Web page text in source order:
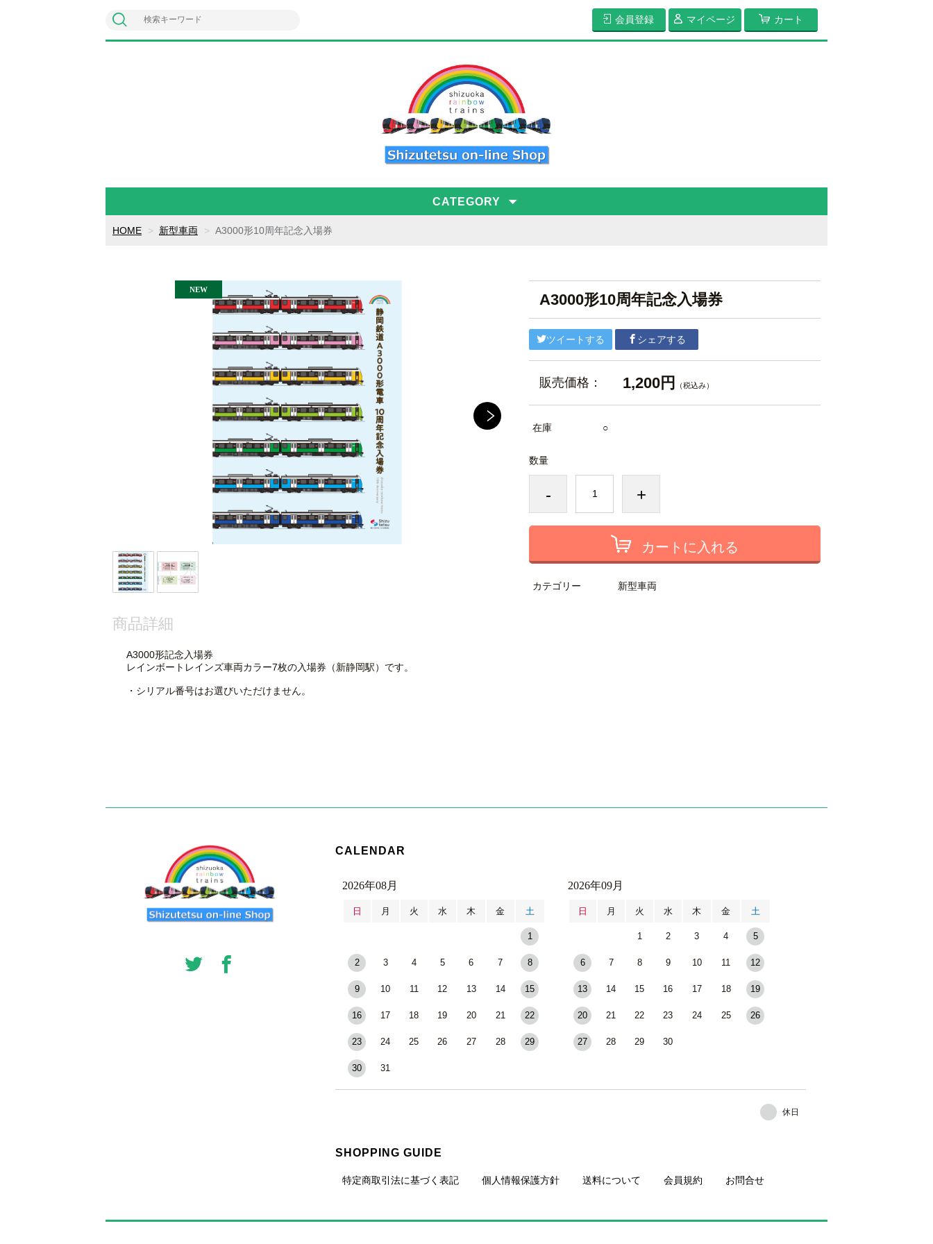
会員登録 マイページ カート
CATEGORY
HOME 新型車両 A3000形10周年記念入場券
A3000形10周年記念入場券
ツイートする シェアする
販売価格： 1,200円 （税込み）
在庫 ○
数量
- +
カートに入れる
カテゴリー 新型車両
商品詳細
A3000形記念入場券
レインボートレインズ車両カラー7枚の入場券（新静岡駅）です。
・シリアル番号はお選びいただけません。
CALENDAR
2026年08月
日 月 火 水 木 金 土
1
2 3 4 5 6 7 8
9 10 11 12 13 14 15
16 17 18 19 20 21 22
23 24 25 26 27 28 29
30 31
2026年09月
日 月 火 水 木 金 土
1 2 3 4 5
6 7 8 9 10 11 12
13 14 15 16 17 18 19
20 21 22 23 24 25 26
27 28 29 30
休日
SHOPPING GUIDE
特定商取引法に基づく表記 個人情報保護方針 送料について 会員規約 お問合せ